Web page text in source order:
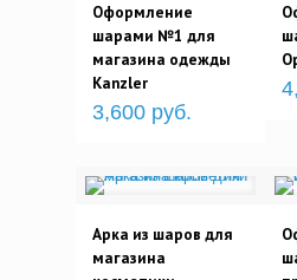
Оформление
шарами №1 для
магазина одежды
Kanzler
3,600 руб.
Арка из шаров для
магазина